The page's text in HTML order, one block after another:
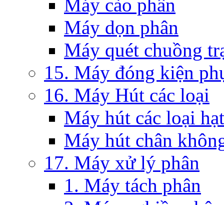
Máy cào phân
Máy dọn phân
Máy quét chuồng
15. Máy đóng kiện
16. Máy Hút các loại
Máy hút các loại hạt
Máy hút chân
17. Máy xử lý phân
1. Máy tách phân